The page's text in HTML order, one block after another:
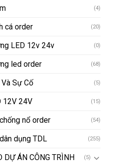
(4)
cá order (20)
LED 12v 24v (0)
led order (68)
Sự Cố (5)
12V 24V (15)
nổ order (54)
dụng TDL (255)
DỰ ÁN CÔNG TRÌNH (5)